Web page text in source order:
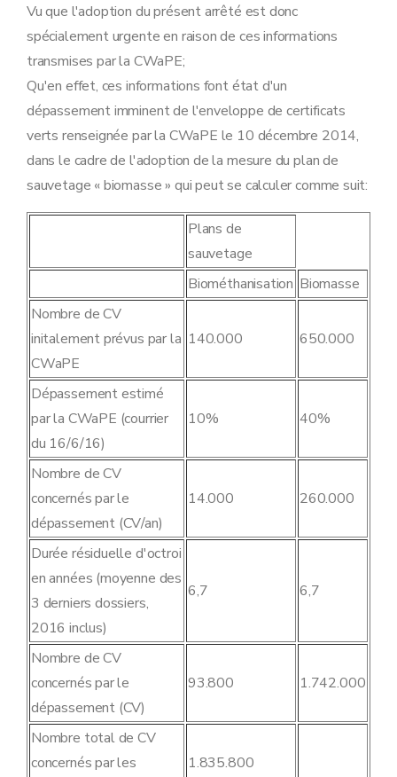
Vu que l'adoption du présent arrêté est donc
spécialement urgente en raison de ces informations
transmises par la CWaPE;
Qu'en effet, ces informations font état d'un
dépassement imminent de l'enveloppe de certificats
verts renseignée par la CWaPE le 10 décembre 2014,
dans le cadre de l'adoption de la mesure du plan de
sauvetage « biomasse » qui peut se calculer comme suit:
Plans de
sauvetage
Biométhanisation Biomasse
Nombre de CV
initalement prévus par la
CWaPE
140.000 650.000
Dépassement estimé
par la CWaPE (courrier
du 16/6/16)
10% 40%
Nombre de CV
concernés par le
dépassement (CV/an)
14.000 260.000
Durée résiduelle d'octroi
en années (moyenne des
3 derniers dossiers,
2016 inclus)
6,7 6,7
Nombre de CV
concernés par le
dépassement (CV)
93.800 1.742.000
Nombre total de CV
concernés par les
1.835.800